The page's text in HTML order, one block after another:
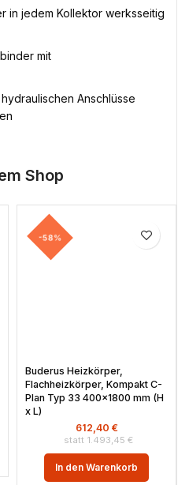
in jedem Kollektor werksseitig
mit
Anschlüsse
Shop
-58%
Buderus Heizkörper,
Flachheizkörper, Kompakt C-
Plan Typ 33 400×1800 mm (H
x L)
1.493,45 €
612,40 €
In den Warenkorb